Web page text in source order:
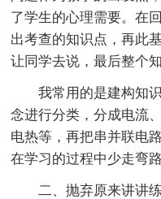
了学生的心理需要。在
出考查的知识点，再此
让同学去说，最后整个
我常用的是建构知
念进行分类，分成电流
电热等，再把串并联电
在学习的过程中少走弯
二、抛弃原来讲讲